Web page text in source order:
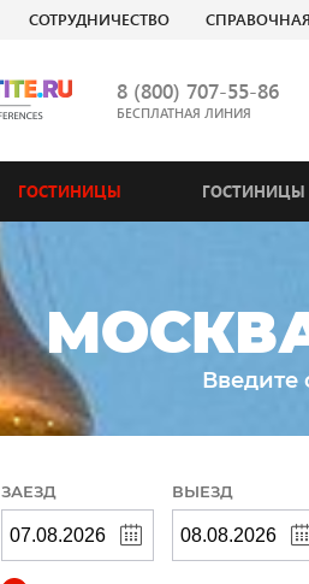
СОТРУДНИЧЕСТВО СПРАВОЧНАЯ
8 (800) 707-55-86
БЕСПЛАТНАЯ ЛИНИЯ
ГОСТИНИЦЫ ГОСТИНИЦЫ
МОСКВА
Введите
ЗАЕЗД ВЫЕЗД